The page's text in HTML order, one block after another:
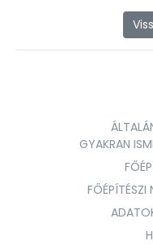
GYAKRAN
FŐÉPÍTÉSZI